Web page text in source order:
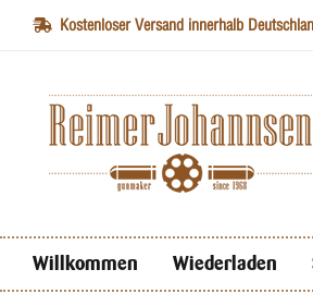
Kostenloser Versand innerhalb
Willkommen Wiederladen